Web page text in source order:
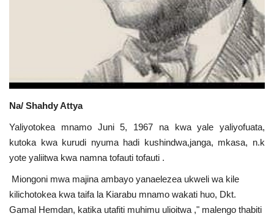
Nyaraka na Marejeleo
Waanzilishi
Raia wa ulimwengu mzima
Nyaraka
Nafasi
Na/ Shahdy Attya
Yaliyotokea mnamo Juni 5, 1967 na kwa yale yaliyofuata,
kutoka kwa kurudi nyuma hadi kushindwa,janga, mkasa, n.k
yote yaliitwa kwa namna tofauti tofauti .
Miongoni mwa majina ambayo yanaelezea ukweli wa kile
kilichotokea kwa taifa la Kiarabu mnamo wakati huo, Dkt.
Gamal Hemdan, katika utafiti muhimu ulioitwa ," malengo thabiti